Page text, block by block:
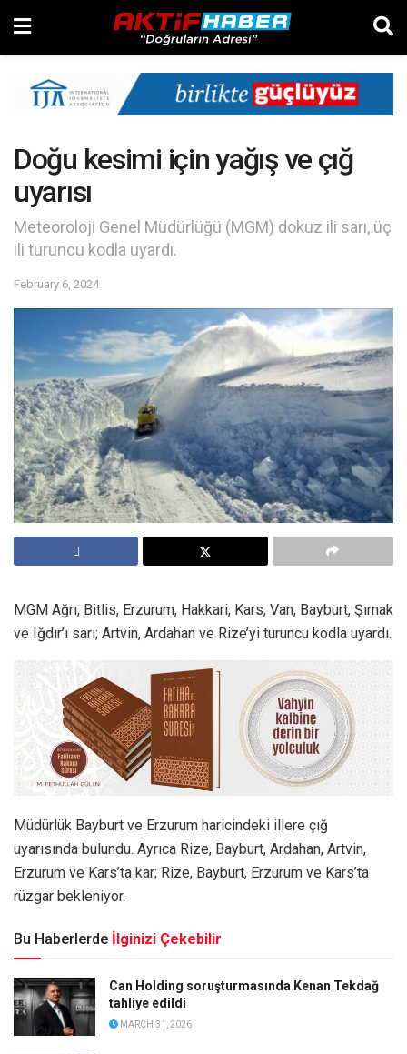
Doğu kesimi için yağış ve çığ
uyarısı
Meteoroloji Genel Müdürlüğü (MGM) dokuz ili sarı, üç
ili turuncu kodla uyardı.
February 6, 2024
MGM Ağrı, Bitlis, Erzurum, Hakkari, Kars, Van, Bayburt, Şırnak
ve Iğdır’ı sarı; Artvin, Ardahan ve Rize’yi turuncu kodla uyardı.
Müdürlük Bayburt ve Erzurum haricindeki illere çığ
uyarısında bulundu. Ayrıca Rize, Bayburt, Ardahan, Artvin,
Erzurum ve Kars’ta kar; Rize, Bayburt, Erzurum ve Kars’ta
rüzgar bekleniyor.
Bu Haberlerde İlginizi Çekebilir
Can Holding soruşturmasında Kenan Tekdağ
tahliye edildi
MARCH 31, 2026